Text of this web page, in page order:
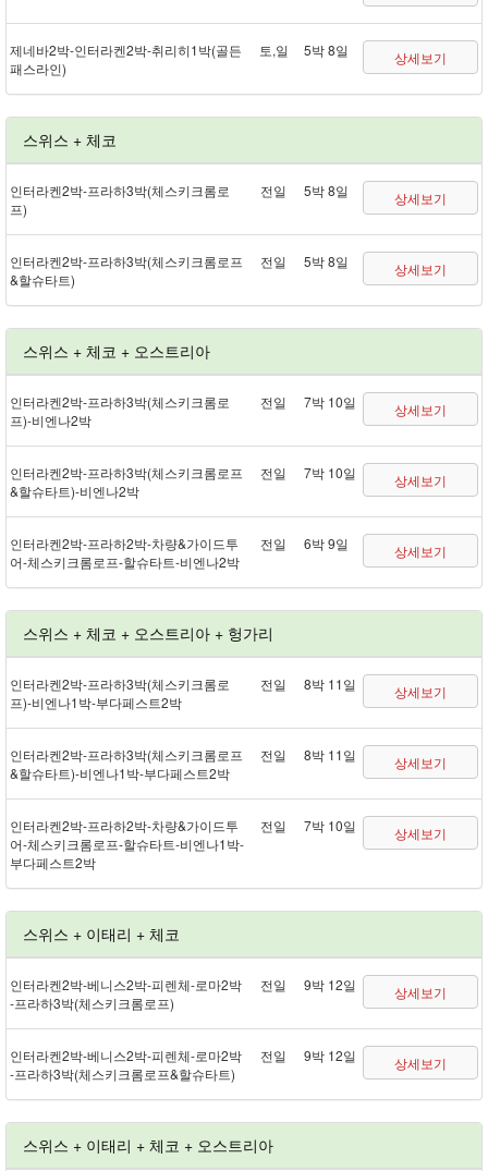
제네바 2박 - 인터라켄 2박 - 취리히 1박(골든
패스 라인)
토,일 5박 8일 상세보기
스위스 + 체코
인터라켄 2박 - 프라하 3박(체스키크롬로
프)
전일 5박 8일 상세보기
인터라켄 2박 - 프라하 3박(체스키크롬로프
&할슈타트)
전일 5박 8일 상세보기
스위스 + 체코 + 오스트리아
인터라켄 2박 - 프라하 3박(체스키크롬로
프) - 비엔나 2박
전일 7박 10일 상세보기
인터라켄 2박 - 프라하 3박(체스키크롬로프
&할슈타트) - 비엔나 2박
전일 7박 10일 상세보기
인터라켄 2박 - 프라하 2박 - 차량&가이드투
어 - 체스키크롬로프 - 할슈타트 - 비엔나 2박
전일 6박 9일 상세보기
스위스 + 체코 + 오스트리아 + 헝가리
인터라켄 2박 - 프라하 3박(체스키크롬로
프) - 비엔나 1박 - 부다페스트 2박
전일 8박 11일 상세보기
인터라켄 2박 - 프라하 3박(체스키크롬로프
&할슈타트) - 비엔나 1박 - 부다페스트 2박
전일 8박 11일 상세보기
인터라켄 2박 - 프라하 2박 - 차량&가이드투
어 - 체스키크롬로프 - 할슈타트 - 비엔나 1박 -
부다페스트 2박
전일 7박 10일 상세보기
스위스 + 이태리 + 체코
인터라켄 2박 - 베니스 2박 - 피렌체 - 로마 2박
- 프라하 3박(체스키크롬로프)
전일 9박 12일 상세보기
인터라켄 2박 - 베니스 2박 - 피렌체 - 로마 2박
- 프라하 3박(체스키크롬로프&할슈타트)
전일 9박 12일 상세보기
스위스 + 이태리 + 체코 + 오스트리아